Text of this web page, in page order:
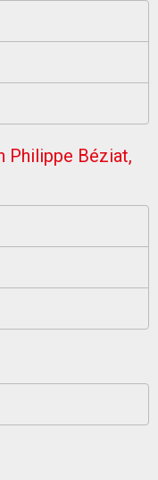
Philippe Béziat,